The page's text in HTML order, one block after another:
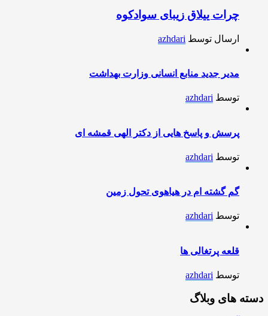
چرات ییلاق زیبای سوادکوه
ارسال توسط azhdari
مدیر جدید منابع انسانی وزارت بهداشت
توسط azhdari
پرسش و پاسخ هایی از دکتر الهی قمشه ای
توسط azhdari
گم گشته ام در هیاهوی تحول زمین
توسط azhdari
قلعه پرتغالی ها
توسط azhdari
دسته های وبلاگ